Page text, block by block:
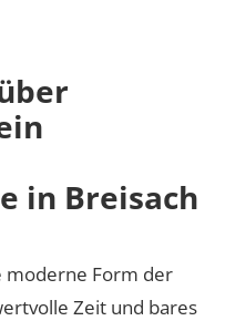
in Breisach
moderne Form der
Zeit und bares